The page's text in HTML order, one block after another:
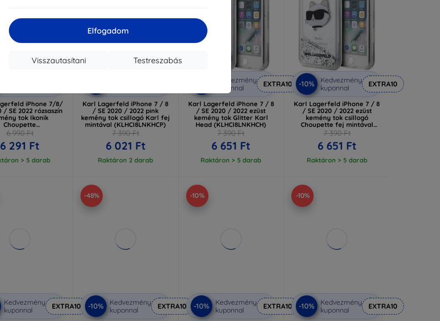
Elfogadom
Testreszabás
Visszautasítani
iPhone 7/8/
/ SE 2022 rózsaszín
tok Ikonik
Choupette
6 990 Ft
6 291 Ft
> 5 darab
Karl Lagerfeld iPhone 7 / 8
/ SE 2020 / 2022 pink
kemény tok csillogó Karl fej
mintával (KLHCI8LNKHCP)
7 390 Ft
6 021 Ft
Raktáron 2 darab
Kedvezmény
kuponnal
EXTRA10
Karl Lagerfeld iPhone 7 / 8
/ SE 2020 / 2022 ezüst
kemény tok Glitter Karl
Head (KLHCI8LNKHCH)
7 390 Ft
6 651 Ft
Raktáron > 5 darab
-10%
Kedvezmény
kuponnal
EXTRA10
Karl Lagerfeld iPhone 7 / 8
/ SE 2020 / 2022 ezüst
kemény tok csillogó
Choupette fej mintával
(KLHCI8LNCHCS)
7 390 Ft
6 651 Ft
Raktáron > 5 darab
Kedvezmény
kuponnal
EXTRA10
-48%
-10%
Kedvezmény
kuponnal
EXTRA10
-10%
-10%
Kedvezmény
kuponnal
EXTRA10
-10%
-10%
Kedvezmény
kuponnal
EXTRA10